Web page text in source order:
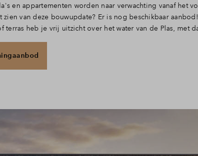
en appartementen worden naar verwachting vanaf het
zien van deze bouwupdate? Er is nog beschikbaar
terras heb je vrij uitzicht over het water van de Plas, met